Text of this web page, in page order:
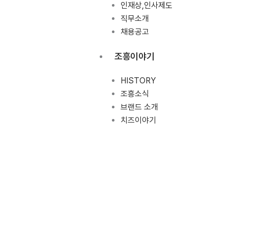
인재상,인사제도
직무소개
채용공고
조흥이야기
HISTORY
조흥소식
브랜드 소개
치즈이야기